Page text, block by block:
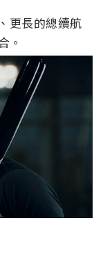
更長的總續航
。